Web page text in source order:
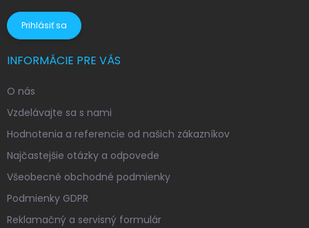
Prihlásiť sa
INFORMÁCIE PRE VÁS
O nás
Vzdelávajte sa s nami
Hodnotenia a referencie od našich zákazníkov
Najčastejšie otázky a odpovede
Všeobecné obchodné podmienky
Podmienky GDPR
Reklamačný a servisný formulár